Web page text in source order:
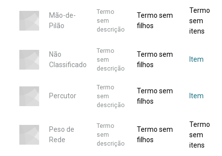
Mão-de-
Pilão
Termo
sem
descrição
Termo sem
filhos
Termo
sem
itens
Não
Classificado
Termo
sem
descrição
Termo sem
filhos
Item
Percutor
Termo
sem
descrição
Termo sem
filhos
Item
Peso de
Rede
Termo
sem
descrição
Termo sem
filhos
Termo
sem
itens